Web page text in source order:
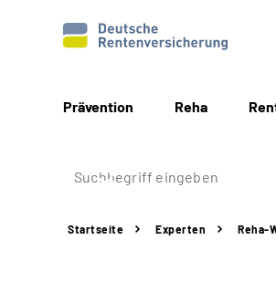
Prävention Reha
Startseite Experten Reha-